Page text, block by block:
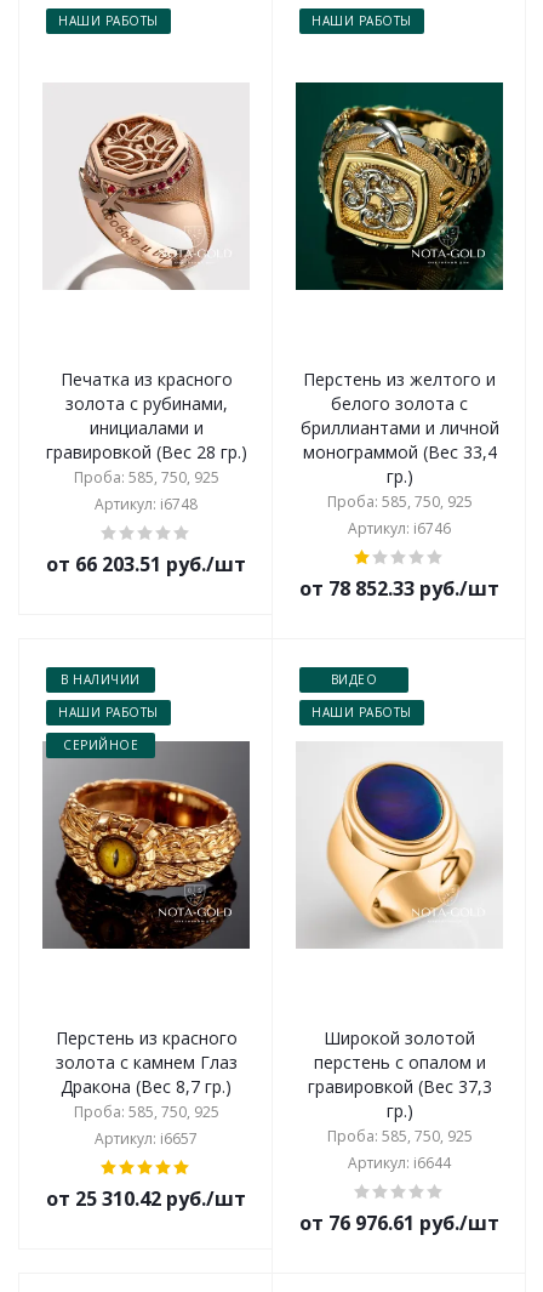
НАШИ РАБОТЫ
Печатка из красного
золота с рубинами,
инициалами и
гравировкой (Вес 28 гр.)
Проба: 585, 750, 925
Артикул: i6748
от 66 203.51 руб./шт
НАШИ РАБОТЫ
Перстень из желтого и
белого золота с
бриллиантами и личной
монограммой (Вес 33,4
гр.)
Проба: 585, 750, 925
Артикул: i6746
от 78 852.33 руб./шт
В НАЛИЧИИ
НАШИ РАБОТЫ
СЕРИЙНОЕ
Перстень из красного
золота с камнем Глаз
Дракона (Вес 8,7 гр.)
Проба: 585, 750, 925
Артикул: i6657
от 25 310.42 руб./шт
ВИДЕО
НАШИ РАБОТЫ
Широкой золотой
перстень с опалом и
гравировкой (Вес 37,3
гр.)
Проба: 585, 750, 925
Артикул: i6644
от 76 976.61 руб./шт